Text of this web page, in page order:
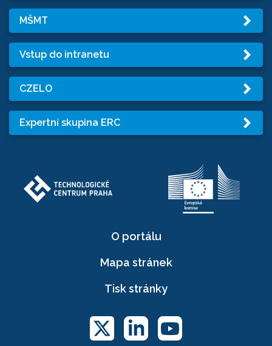
MŠMT
Vstup do intranetu
CZELO
Expertní skupina ERC
O portálu
Mapa stránek
Tisk stránky